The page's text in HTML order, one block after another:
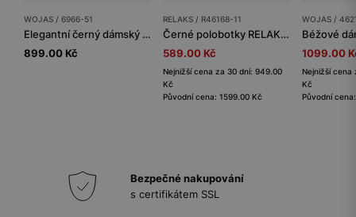
WOJAS / 6966-51
Elegantní černý dámský pásek z kvalitní kůže
899.00 Kč
RELAKS / R46168-11
Černé polobotky RELAKS na kontrastní podrážce
589.00 Kč
Nejnižší cena za 30 dní: 949.00
Kč
Původní cena: 1599.00 Kč
WOJAS /
1099.00
Nejnižší cena
Kč
Původní
Bezpečné nakupování
s certifikátem SSL